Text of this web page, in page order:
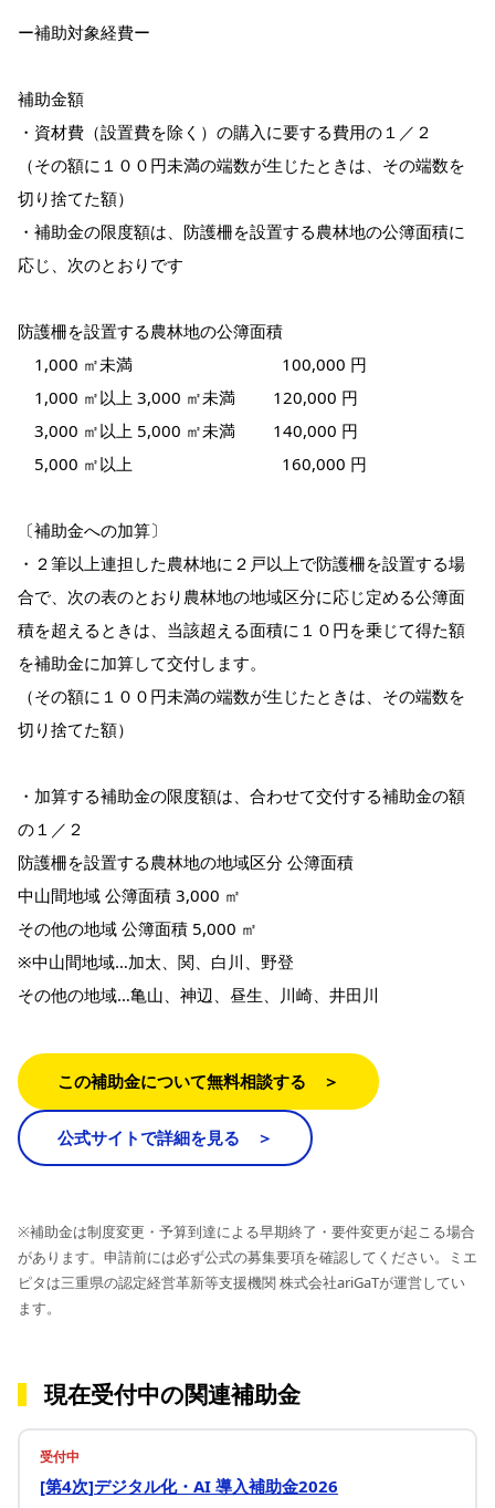
ー補助対象経費ー
補助金額
・資材費（設置費を除く）の購入に要する費用の１／２
（その額に１００円未満の端数が生じたときは、その端数を
切り捨てた額）
・補助金の限度額は、防護柵を設置する農林地の公簿面積に
応じ、次のとおりです
防護柵を設置する農林地の公簿面積
1,000 ㎡未満 100,000 円
1,000 ㎡以上 3,000 ㎡未満 120,000 円
3,000 ㎡以上 5,000 ㎡未満 140,000 円
5,000 ㎡以上 160,000 円
〔補助金への加算〕
・２筆以上連担した農林地に２戸以上で防護柵を設置する場
合で、次の表のとおり農林地の地域区分に応じ定める公簿面
積を超えるときは、当該超える面積に１０円を乗じて得た額
を補助金に加算して交付します。
（その額に１００円未満の端数が生じたときは、その端数を
切り捨てた額）
・加算する補助金の限度額は、合わせて交付する補助金の額
の１／２
防護柵を設置する農林地の地域区分 公簿面積
中山間地域 公簿面積 3,000 ㎡
その他の地域 公簿面積 5,000 ㎡
※中山間地域…加太、関、白川、野登
その他の地域…亀山、神辺、昼生、川崎、井田川
この補助金について無料相談する ＞
公式サイトで詳細を見る ＞
※補助金は制度変更・予算到達による早期終了・要件変更が起こる場合
があります。申請前には必ず公式の募集要項を確認してください。ミエ
ピタは三重県の認定経営革新等支援機関 株式会社ariGaTが運営してい
ます。
現在受付中の関連補助金
受付中
[第4次]デジタル化・AI 導入補助金2026